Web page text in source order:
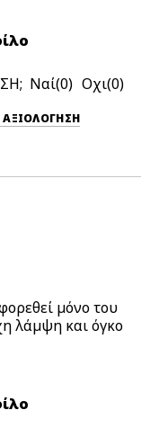
0 0
ΑΥΤΉΝ ΤΗΝ ΑΞΙΟΛΟΓΗΣΗ
μόνο του
λάμψη και όγκο